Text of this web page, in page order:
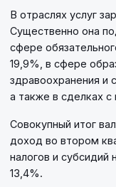
В отраслях услуг
Существенно она
сфере
19,9%, в сфере
здравоохранения и
а также в сделках
Совокупный итог
доход во втором
налогов и субсидий
13,4%.